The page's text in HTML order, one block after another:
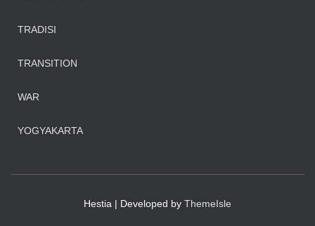
TRADISI
TRANSITION
WAR
YOGYAKARTA
Hestia | Developed by ThemeIsle